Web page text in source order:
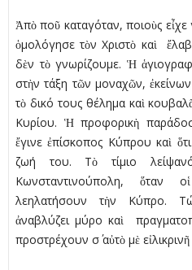
Ἀπὸ ποῦ καταγόταν, ποιοὺς εἶχε
ὁµολόγησε τὸν Χριστὸ καὶ
δὲν τὸ γνωρίζουµε. Ἡ
στὴν τάξη τῶν µοναχῶν,
τὸ δικό τους θέληµα καὶ
Κυρίου. Ἡ προφορικὴ
ἔγινε ἐπίσκοπος Κύπρου καὶ
ζωή του. Τὸ τίµιο
Κωνσταντινούπολη, ὅταν
λεηλατήσουν τὴν Κύπρο.
ἀναβλύζει µύρο καὶ
προστρέχουν σ΄ αὐτὸ µὲ